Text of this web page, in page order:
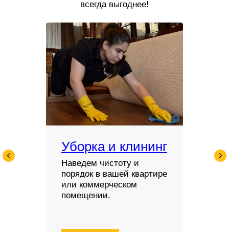
всегда выгоднее!
Уборка и клининг
Наведем чистоту и
порядок в вашей квартире
или коммерческом
помещении.